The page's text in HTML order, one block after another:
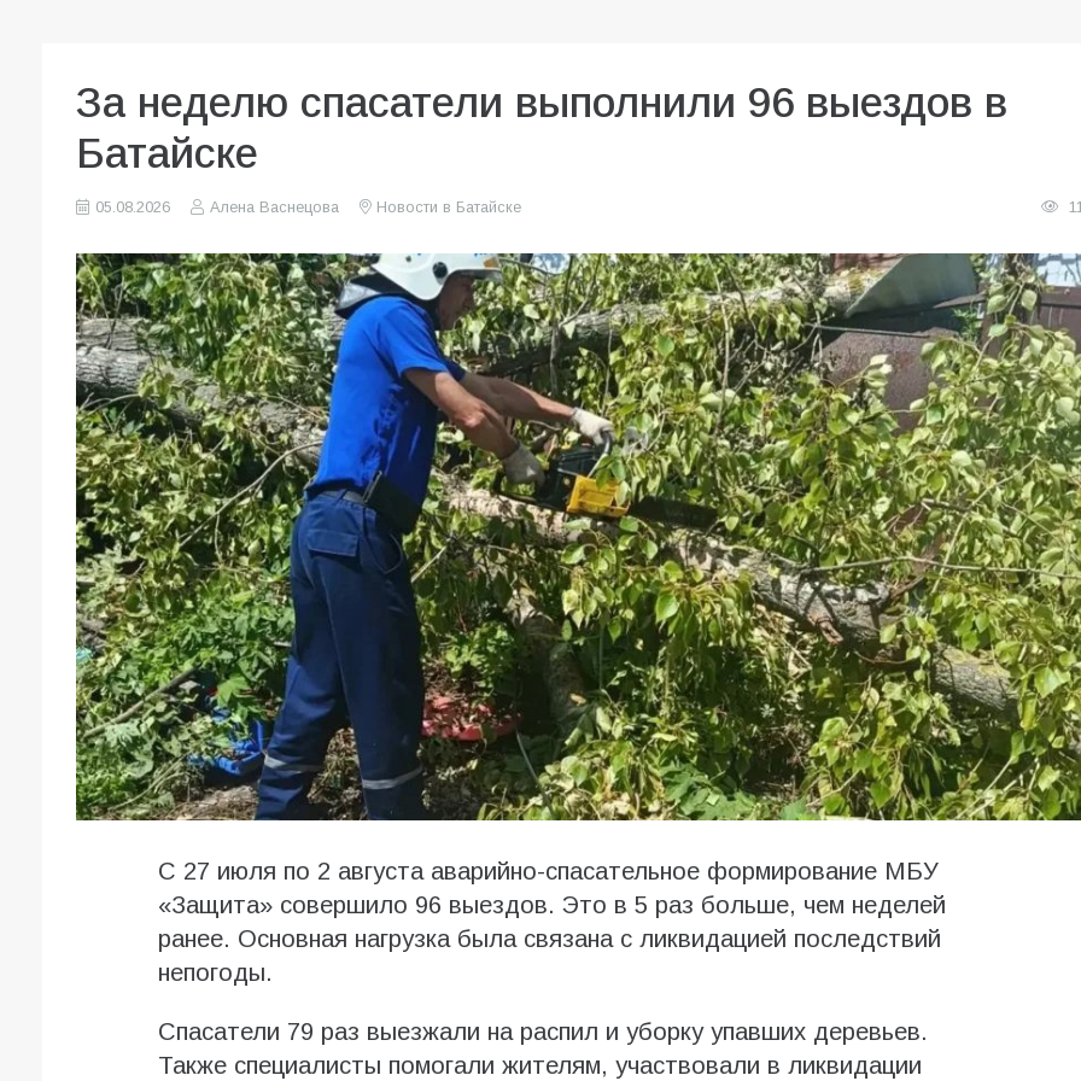
За неделю спасатели выполнили 96 выездов в
Батайске
05.08.2026 Алена Васнецова Новости в Батайске
С 27 июля по 2 августа аварийно-спасательное формирование МБУ
«Защита» совершило 96 выездов. Это в 5 раз больше, чем неделей
ранее. Основная нагрузка была связана с ликвидацией последствий
непогоды.
Спасатели 79 раз выезжали на распил и уборку упавших деревьев.
Также специалисты помогали жителям, участвовали в ликвидации